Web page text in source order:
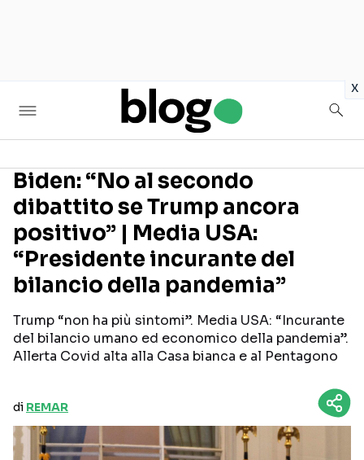
x
Seguici sui social
Biden: “No al secondo
dibattito se Trump ancora
positivo” | Media USA:
“Presidente incurante del
bilancio della pandemia”
Trump “non ha più sintomi”. Media USA: “Incurante
del bilancio umano ed economico della pandemia”.
Allerta Covid alta alla Casa bianca e al Pentagono
di REMAR